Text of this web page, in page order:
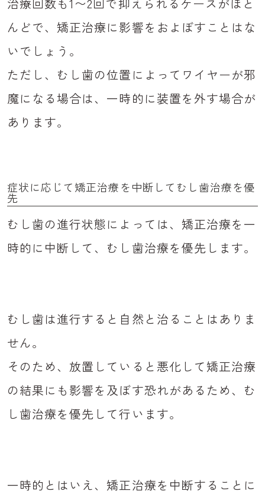
んどで、矯正治療に影響をおよぼすことはな
いでしょう。
ただし、むし歯の位置によってワイヤーが邪
魔になる場合は、一時的に装置を外す場合が
あります。
症状に応じて矯正治療を中断してむし歯治療を優
先
むし歯の進行状態によっては、矯正治療を一
時的に中断して、むし歯治療を優先します。
むし歯は進行すると自然と治ることはありま
せん。
そのため、放置していると悪化して矯正治療
の結果にも影響を及ぼす恐れがあるため、む
し歯治療を優先して行います。
一時的とはいえ、矯正治療を中断することに